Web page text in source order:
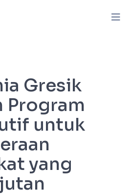
Gresik
Program
untuk
yang